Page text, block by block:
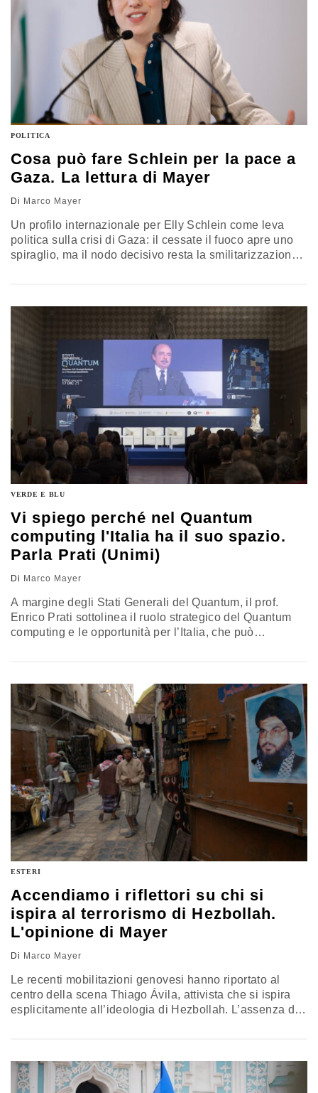
POLITICA
Cosa può fare Schlein per la pace a
Gaza. La lettura di Mayer
Di Marco Mayer
Un profilo internazionale per Elly Schlein come leva
politica sulla crisi di Gaza: il cessate il fuoco apre uno
spiraglio, ma il nodo decisivo resta la smilitarizzazione
progressisti europei: trasformare la solidarietà in una
iniziativa politica concreta, capace di incidere davvero
sul processo di pace. La riflessione di Mayer
VERDE E BLU
Vi spiego perché nel Quantum
computing l'Italia ha il suo spazio.
Parla Prati (Unimi)
Di Marco Mayer
A margine degli Stati Generali del Quantum, il prof.
Enrico Prati sottolinea il ruolo strategico del Quantum
computing e le opportunità per l’Italia, che può
ESTERI
Accendiamo i riflettori su chi si
ispira al terrorismo di Hezbollah.
L'opinione di Mayer
Di Marco Mayer
Le recenti mobilitazioni genovesi hanno riportato al
centro della scena Thiago Ávila, attivista che si ispira
esplicitamente all’ideologia di Hezbollah. L’assenza di
lontani da qualsiasi percorso autentico di pace